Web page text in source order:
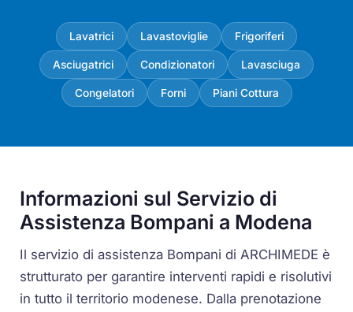
Lavatrici Lavastoviglie Frigoriferi
Asciugatrici Condizionatori Lavasciuga
Congelatori Forni Piani Cottura
Informazioni sul Servizio di
Assistenza Bompani a Modena
Il servizio di assistenza Bompani di ARCHIMEDE è
strutturato per garantire interventi rapidi e risolutivi
in tutto il territorio modenese. Dalla prenotazione